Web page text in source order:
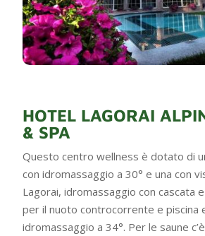
HOTEL LAGORAI
& SPA
Questo centro wellness è dotato di
con idromassaggio a 30° e una con
Lagorai, idromassaggio con cascata
per il nuoto controcorrente e piscina
idromassaggio a 34°. Per le saune